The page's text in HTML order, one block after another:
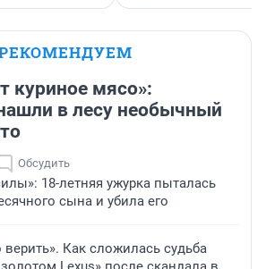
куриное мясо»:
в лесу необычный
Обсудить
18-летняя ужурка пыталась
сына и убила его
верить». Как сложилась судьба